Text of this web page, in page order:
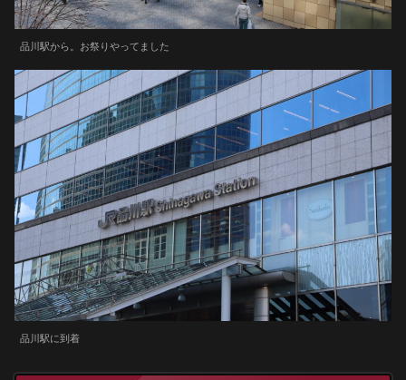
品川駅から。お祭りやってました
品川駅に到着